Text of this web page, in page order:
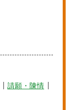
請願・陳情